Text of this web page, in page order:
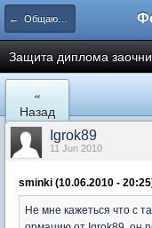
← Общаются экономисты
Защита диплома
«
Назад
Igrok89
11 Jun 2010
sminki (10.06.2010 -
Не мне кажеться что с